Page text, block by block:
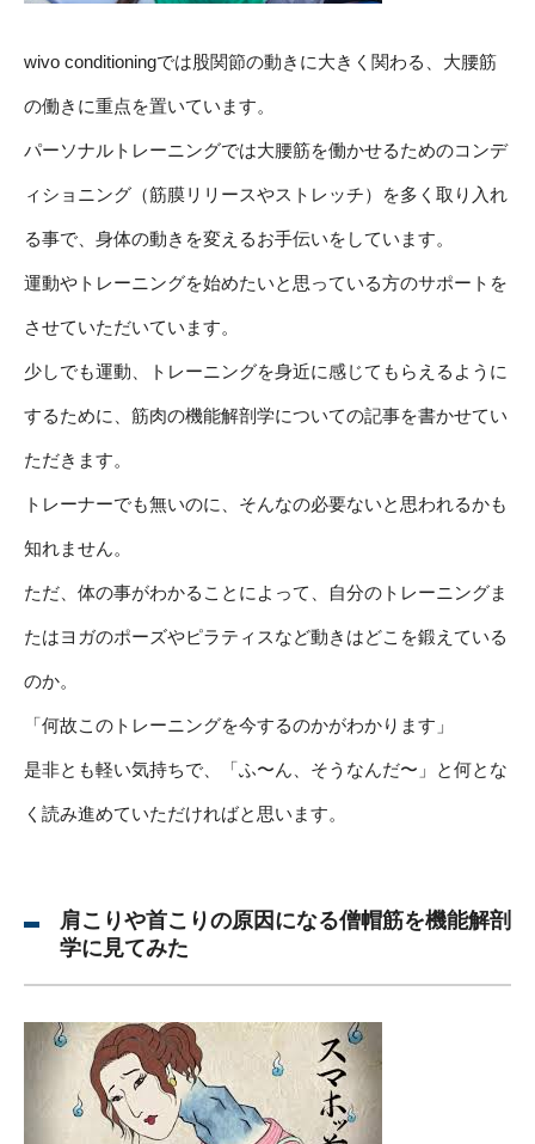
wivo conditioningでは股関節の動きに大きく関わる、大腰筋
の働きに重点を置いています。
パーソナルトレーニングでは大腰筋を働かせるためのコンデ
ィショニング（筋膜リリースやストレッチ）を多く取り入れ
る事で、身体の動きを変えるお手伝いをしています。
運動やトレーニングを始めたいと思っている方のサポートを
させていただいています。
少しでも運動、トレーニングを身近に感じてもらえるように
するために、筋肉の機能解剖学についての記事を書かせてい
ただきます。
トレーナーでも無いのに、そんなの必要ないと思われるかも
知れません。
ただ、体の事がわかることによって、自分のトレーニングま
たはヨガのポーズやピラティスなど動きはどこを鍛えている
のか。
「何故このトレーニングを今するのかがわかります」
是非とも軽い気持ちで、「ふ〜ん、そうなんだ〜」と何とな
く読み進めていただければと思います。
肩こりや首こりの原因になる僧帽筋を機能解剖
学に見てみた